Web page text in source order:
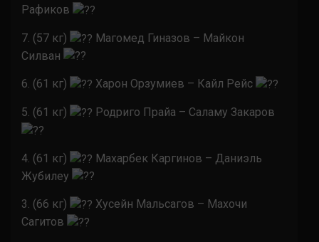
Рафиков
7. (57 кг)
Магомед Гиназов – Майкон
Силван
6. (61 кг) Харон Орзумиев – Кайл Рейс
5. (61 кг) Родриго Прайа – Саламу Закаров
4. (61 кг)
Махарбек Каргинов – Даниэль
Жубилеу
3. (66 кг)
Хусейн Мальсагов – Махочи
Сагитов